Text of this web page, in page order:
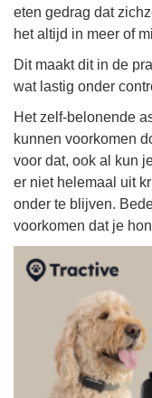
eten gedrag dat
het altijd in meer of
Dit maakt dit in de
wat lastig onder
Het zelf-belonende
kunnen voorkomen
voor dat, ook al kun
er niet helemaal uit
onder te blijven.
voorkomen dat je